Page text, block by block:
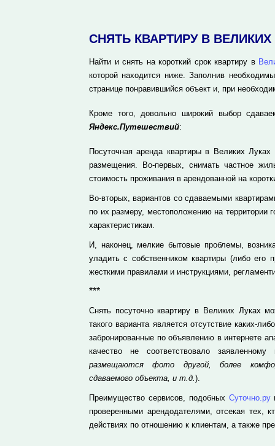
СНЯТЬ КВАРТИРУ В
Найти и снять на короткий срок квартиру в
которой находится ниже. Заполнив
странице понравившийся объект и, при
Кроме того, довольно широкий выбор
Яндекс.Путешествий:
Посуточная аренда квартиры в Великих
размещения. Во-первых, снимать частное
стоимость проживания в арендованной на
Во-вторых, вариантов со сдаваемыми
по их размеру, местоположению на
характеристикам.
И, наконец, мелкие бытовые проблемы,
уладить с собственником квартиры (либо его
жесткими правилами и инструкциями,
***
Снять посуточно квартиру в Великих Луках
такого варианта является отсутствие каких-
забронированные по объявлению в интернете
качество не соответствовало
размещаются фото другой, более
сдаваемого объекта, и т.д.).
Преимущество сервисов, подобных Суточно.ру
проверенными арендодателями, отсекая тех,
действиях по отношению к клиентам, а также